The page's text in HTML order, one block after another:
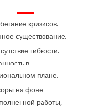
—
кризисов.
существование.
гибкости.
в
плане.
на фоне
работы,